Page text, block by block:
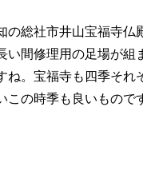
の総社市井山宝福寺仏
い間修理用の足場が組
ね。宝福寺も四季それ
この時季も良いもので